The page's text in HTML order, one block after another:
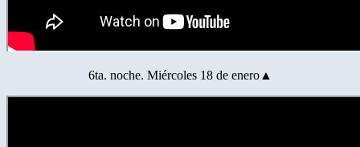
6ta. noche. Miércoles 18 de enero▲